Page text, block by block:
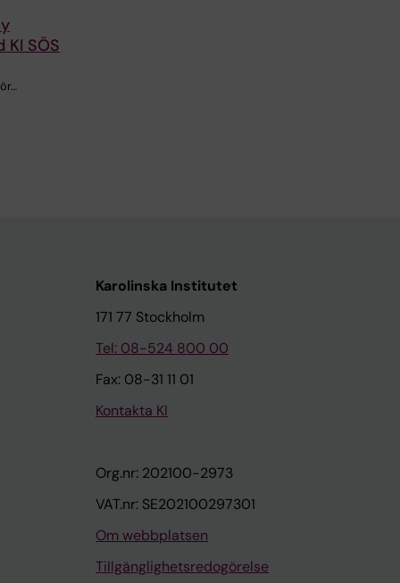
SÖS
Karolinska Institutet
171 77 Stockholm
Tel: 08-524 800 00
Fax: 08-31 11 01
Kontakta KI
Org.nr: 202100-2973
VAT.nr: SE202100297301
Om webbplatsen
Tillgänglighetsredogörelse